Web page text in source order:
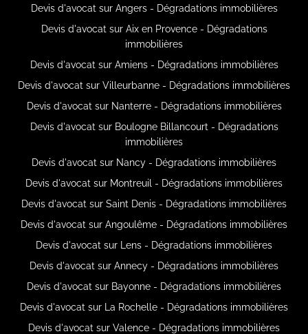
Devis d'avocat sur Angers - Dégradations immobilières
Devis d'avocat sur Aix en Provence - Dégradations
immobilières
Devis d'avocat sur Amiens - Dégradations immobilières
Devis d'avocat sur Villeurbanne - Dégradations immobilières
Devis d'avocat sur Nanterre - Dégradations immobilières
Devis d'avocat sur Boulogne Billancourt - Dégradations
immobilières
Devis d'avocat sur Nancy - Dégradations immobilières
Devis d'avocat sur Montreuil - Dégradations immobilières
Devis d'avocat sur Saint Denis - Dégradations immobilières
Devis d'avocat sur Angoulême - Dégradations immobilières
Devis d'avocat sur Lens - Dégradations immobilières
Devis d'avocat sur Annecy - Dégradations immobilières
Devis d'avocat sur Bayonne - Dégradations immobilières
Devis d'avocat sur La Rochelle - Dégradations immobilières
Devis d'avocat sur Valence - Dégradations immobilières